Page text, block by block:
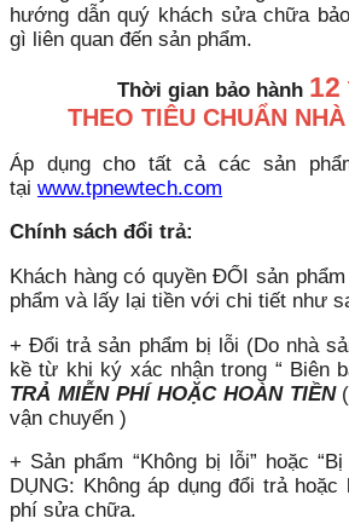
hướng dẫn quý khách sửa chữa
gì liên quan đến sản phẩm.
Thời gian bảo hành 12
THEO TIÊU CHUẨN
Áp dụng cho tất cả các sản
tại www.tpnewtech.com
Chính sách đổi trả:
Khách hàng có quyền ĐỔI sản
phẩm và lấy lại tiền với chi tiết như
+ Đổi trả sản phẩm bị lỗi (Do nhà
kề từ khi ký xác nhận trong “ Biên
TRẢ MIỄN PHÍ HOẶC HOÀN TIỀN(
vận chuyển )
+ Sản phẩm “Không bị lỗi” hoặc
DỤNG: Không áp dụng đổi trả
phí sửa chữa.